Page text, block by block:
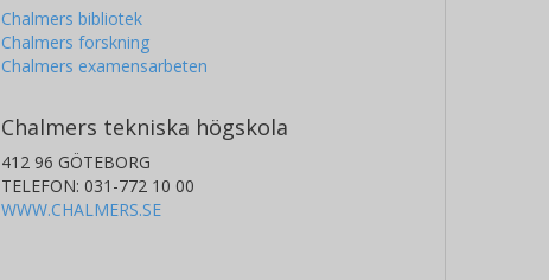
Chalmers bibliotek
Chalmers forskning
Chalmers examensarbeten
Chalmers tekniska högskola
412 96 GÖTEBORG
TELEFON: 031-772 10 00
WWW.CHALMERS.SE